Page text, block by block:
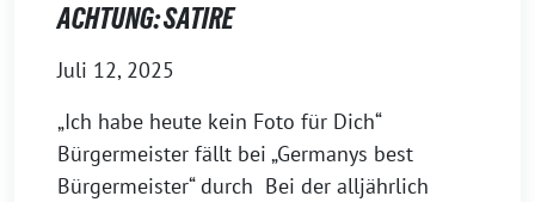
ACHTUNG: SATIRE
Juli 12, 2025
„Ich habe heute kein Foto für Dich“
Bürgermeister fällt bei „Germanys best
Bürgermeister“ durch Bei der alljährlich